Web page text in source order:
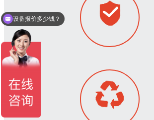
设备报价多少钱？